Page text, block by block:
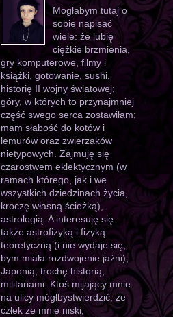
Mogłabym tutaj o
sobie napisać
wiele: że lubię
ciężkie brzmienia,
gry komputerowe, filmy i
książki, gotowanie, sushi,
historię II wojny światowej;
góry, w których to przynajmniej
część swego serca zostawiłam;
mam słabość do kotów i
lemurów oraz zwierzaków
nietypowych. Zajmuję się
czarostwem eklektycznym (w
ramach którego, jak i we
wszystkich dziedzinach życia,
kroczę własną ścieżką),
astrologią. A interesuję się
także astrofizyką i fizyką
teoretyczną (i nie wydaje się,
bym miała rozdwojenie jaźni),
Japonią, trochę historią,
militariami. Ktoś mijający mnie
na ulicy mógłbystwierdzić, że
człek ze mnie niski,